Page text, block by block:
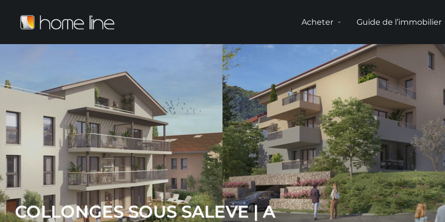
Acheter arrow_drop_down Guide de l’immobilier
COLLONGES SOUS SALEVE | A